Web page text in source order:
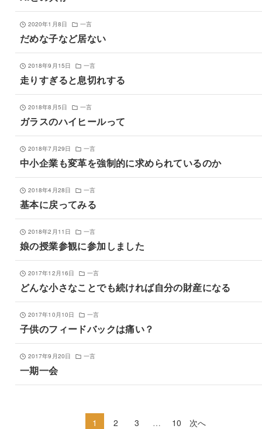
2020年1月8日 一言
だめな子など居ない
2018年9月15日 一言
走りすぎると息切れする
2018年8月5日 一言
ガラスのハイヒールって
2018年7月29日 一言
中小企業も変革を強制的に求められているのか
2018年4月28日 一言
基本に戻ってみる
2018年2月11日 一言
娘の授業参観に参加しました
2017年12月16日 一言
どんな小さなことでも続ければ自分の財産になる
2017年10月10日 一言
子供のフィードバックは痛い？
2017年9月20日 一言
一期一会
1 2 3 … 10 次へ